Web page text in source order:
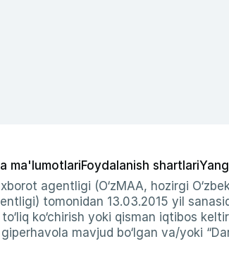
ma'lumotlariFoydalanish shartlari
agentligi (O‘zMAA, hozirgi
tomonidan 13.03.2015 yil
ko‘chirish yoki qisman iqtibos
mavjud bo‘lgan va/yoki